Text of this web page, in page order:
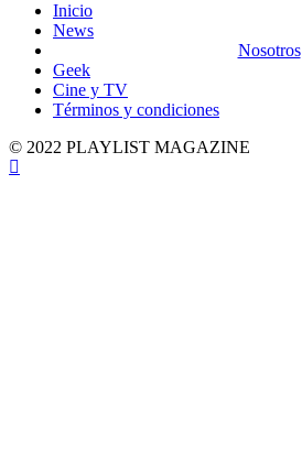
Inicio
News
Nosotros
Geek
Cine y TV
Términos y condiciones
© 2022 PLAYLIST MAGAZINE